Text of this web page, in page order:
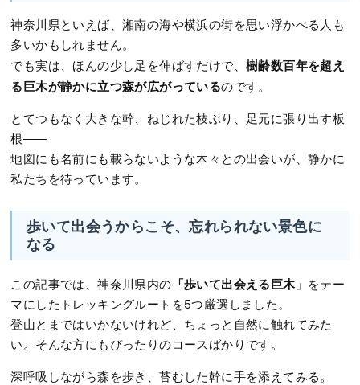
神奈川県といえば、湘南の海や横浜の街を思い浮かべる人も
多いかもしれません。
でも実は、ほんの少し足を伸ばすだけで、樹齢数百年を超え
る巨木が静かに立つ森が広がっているのです。
とてつもなく大きな幹、ねじれた枝ぶり、足元に張り出す板
根――
地図にも名前にも載らないような木々との出会いが、静かに
私たちを待っています。
歩いて出会うからこそ、忘れられない景色に
なる
この記事では、神奈川県内の 「歩いて出会える巨木」 をテー
マにしたトレッキングルートを5つ厳選しました。
登山とまではいかないけれど、ちょっと自然に触れてみた
い。そんな方にもぴったりのコースばかりです。
深呼吸しながら森を歩き、苔むした幹に手を添えてみる。